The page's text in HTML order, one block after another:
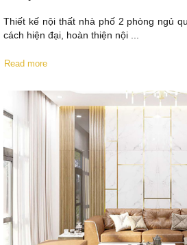
Thiết kế nội thất nhà phố 2 phòng ngủ
cách hiện đại, hoàn thiện nội ...
Read more